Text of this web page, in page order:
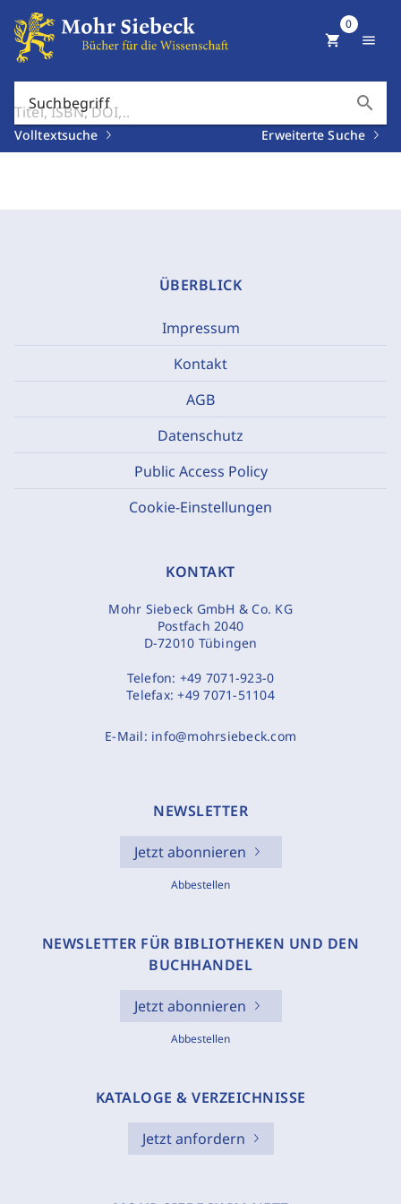
Suchbegriff search
Volltextsuche Erweiterte Suche
shopping_cart
0
menu
ÜBERBLICK
Impressum
Kontakt
AGB
Datenschutz
Public Access Policy
Cookie-Einstellungen
KONTAKT
Mohr Siebeck GmbH & Co. KG
Postfach 2040
D-72010 Tübingen
Telefon: +49 7071-923-0
Telefax:+49 7071-51104
E-Mail: info@mohrsiebeck.com
NEWSLETTER
Jetzt abonnieren
Abbestellen
NEWSLETTER FÜR BIBLIOTHEKEN UND DEN
BUCHHANDEL
Jetzt abonnieren
Abbestellen
KATALOGE & VERZEICHNISSE
Jetzt anfordern